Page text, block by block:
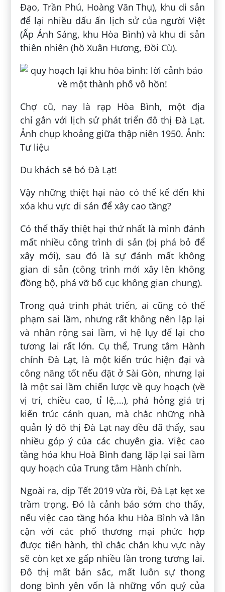
Đạo, Trần Phú, Hoàng Văn Thụ), khu di sản
để lại nhiều dấu ấn lịch sử của người Việt
(Ấp Ánh Sáng, khu Hòa Bình) và khu di sản
thiên nhiên (hồ Xuân Hương, Đồi Cù).
Chợ cũ, nay là rạp Hòa Bình, một địa
chỉ gắn với lịch sử phát triển đô thị Đà Lạt.
Ảnh chụp khoảng giữa thập niên 1950. Ảnh:
Tư liệu
Du khách sẽ bỏ Đà Lạt!
Vậy những thiệt hại nào có thể kể đến khi
xóa khu vực di sản để xây cao tầng?
Có thể thấy thiệt hại thứ nhất là mình đánh
mất nhiều công trình di sản (bị phá bỏ để
xây mới), sau đó là sự đánh mất không
gian di sản (công trình mới xây lên không
đồng bộ, phá vỡ bố cục không gian chung).
Trong quá trình phát triển, ai cũng có thể
phạm sai lầm, nhưng rất không nên lặp lại
và nhân rộng sai lầm, vì hệ lụy để lại cho
tương lai rất lớn. Cụ thể, Trung tâm Hành
chính Đà Lạt, là một kiến trúc hiện đại và
công năng tốt nếu đặt ở Sài Gòn, nhưng lại
là một sai lầm chiến lược về quy hoạch (về
vị trí, chiều cao, tỉ lệ,…), phá hỏng giá trị
kiến trúc cảnh quan, mà chắc những nhà
quản lý đô thị Đà Lạt nay đều đã thấy, sau
nhiều góp ý của các chuyên gia. Việc cao
tầng hóa khu Hoà Bình đang lặp lại sai lầm
quy hoạch của Trung tâm Hành chính.
Ngoài ra, dịp Tết 2019 vừa rồi, Đà Lạt kẹt xe
trầm trọng. Đó là cảnh báo sớm cho thấy,
nếu việc cao tầng hóa khu Hòa Bình và lân
cận với các phố thương mại phức hợp
được tiến hành, thì chắc chắn khu vực này
sẽ còn kẹt xe gấp nhiều lần trong tương lai.
Đô thị mất bản sắc, mất luôn sự thong
dong bình yên vốn là những vốn quý của